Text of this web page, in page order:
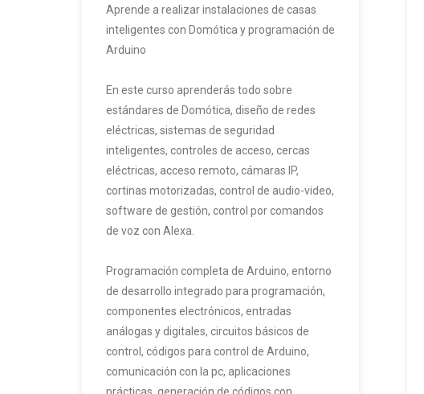
Aprende a realizar instalaciones de casas
inteligentes con Domótica y programación de
Arduino
En este curso aprenderás todo sobre
estándares de Domótica, diseño de redes
eléctricas, sistemas de seguridad
inteligentes, controles de acceso, cercas
eléctricas, acceso remoto, cámaras IP,
cortinas motorizadas, control de audio-video,
software de gestión, control por comandos
de voz con Alexa.
Programación completa de Arduino, entorno
de desarrollo integrado para programación,
componentes electrónicos, entradas
análogas y digitales, circuitos básicos de
control, códigos para control de Arduino,
comunicación con la pc, aplicaciones